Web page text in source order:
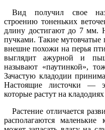
Вид получил свое
строению тоненьких
длину достигают до 7 мм.
пучками. Такие
внешне похожи на перья
выглядит ажурной и
называют «паутинкой»,
Зачастую кладодии
Настоящие листочки —
которые растут на
Растение отличается
располагаются